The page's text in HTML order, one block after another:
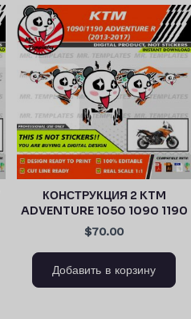
КОНСТРУКЦИЯ 2 KTM
ADVENTURE 1050 1090 1190
$70.00
Добавить в корзину